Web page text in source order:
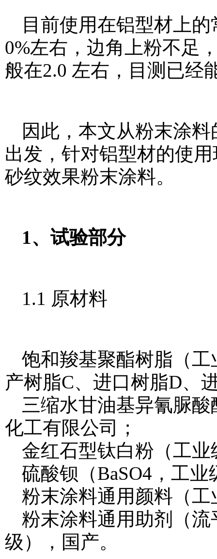
目前使用在铝型材上
0%左右，边角上粉不足
般在2.0 左右，目测已经
因此，本文从粉末涂
出发，针对铝型材的使
砂纹效果粉末涂料。
1、试验部分
1.1 原材料
饱和羧基聚酯树脂（
产树脂C、进口树脂D、
三缩水甘油基异氰脲
化工有限公司；
金红石型钛白粉（工
硫酸钡（BaSO4，工
粉末涂料通用颜料（
粉末涂料通用助剂（
级），国产。